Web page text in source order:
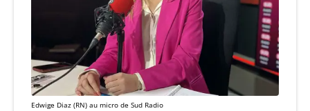
Edwige Diaz (RN) au micro de Sud Radio